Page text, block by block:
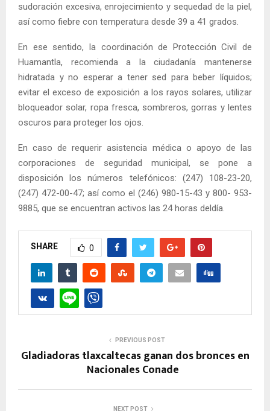
sudoración excesiva, enrojecimiento y sequedad de la piel,
así como fiebre con temperatura desde 39 a 41 grados.
En ese sentido, la coordinación de Protección Civil de
Huamantla, recomienda a la ciudadanía mantenerse
hidratada y no esperar a tener sed para beber líquidos;
evitar el exceso de exposición a los rayos solares, utilizar
bloqueador solar, ropa fresca, sombreros, gorras y lentes
oscuros para proteger los ojos.
En caso de requerir asistencia médica o apoyo de las
corporaciones de seguridad municipal, se pone a
disposición los números telefónicos: (247) 108-23-20,
(247) 472-00-47; así como el (246) 980-15-43 y 800- 953-
9885, que se encuentran activos las 24 horas deldía.
SHARE 0
PREVIOUS POST
Gladiadoras tlaxcaltecas ganan dos bronces en
Nacionales Conade
NEXT POST